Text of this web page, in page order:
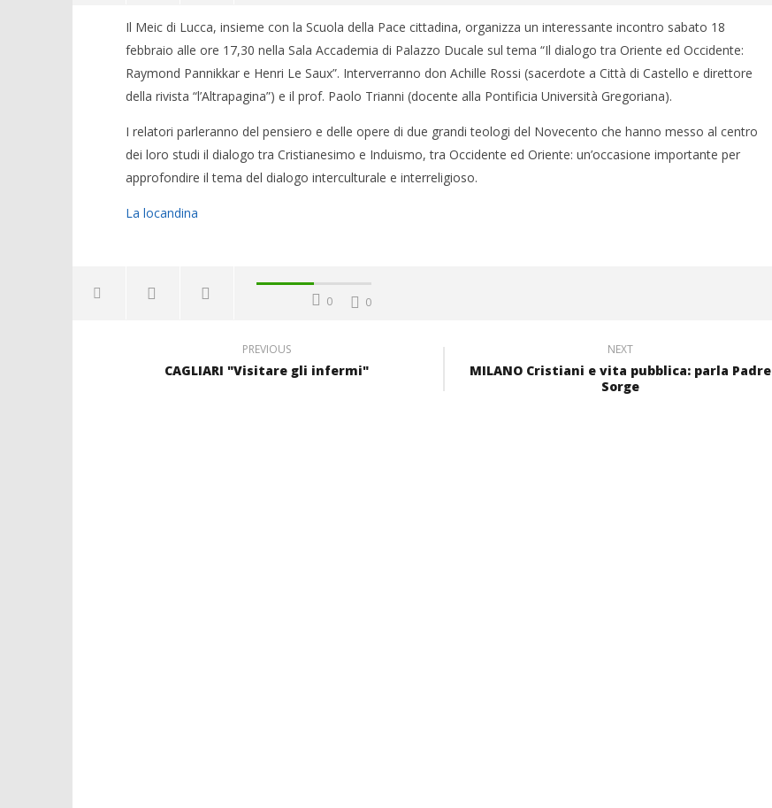
Il Meic di Lucca, insieme con la Scuola della Pace cittadina, organizza un interessante incontro sabato 18
febbraio alle ore 17,30 nella Sala Accademia di Palazzo Ducale sul tema “Il dialogo tra Oriente ed Occidente:
Raymond Pannikkar e Henri Le Saux”. Interverranno don Achille Rossi (sacerdote a Città di Castello e direttore
della rivista “l’Altrapagina”) e il prof. Paolo Trianni (docente alla Pontificia Università Gregoriana).
I relatori parleranno del pensiero e delle opere di due grandi teologi del Novecento che hanno messo al centro
dei loro studi il dialogo tra Cristianesimo e Induismo, tra Occidente ed Oriente: un’occasione importante per
approfondire il tema del dialogo interculturale e interreligioso.
La locandina
0 0
PREVIOUS
CAGLIARI "Visitare gli infermi"
NEXT
MILANO Cristiani e vita pubblica: parla Padre
Sorge